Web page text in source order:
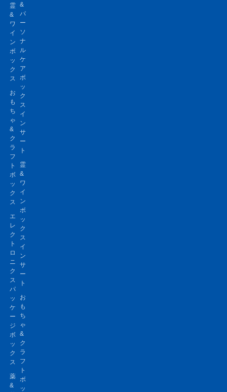
霊
&
ワ
イ
ン
ボ
ッ
ク
ス
お
も
ち
ゃ
&
ク
ラ
フ
ト
ボ
ッ
ク
ス
エ
レ
ク
ト
ロ
ニ
ク
ス
パ
ッ
ケ
ー
ジ
ボ
ッ
ク
ス
薬
&
&
パ
ー
ソ
ナ
ル
ケ
ア
ボ
ッ
ク
ス
イ
ン
サ
ー
ト
霊
&
ワ
イ
ン
ボ
ッ
ク
ス
イ
ン
サ
ー
ト
お
も
ち
ゃ
&
ク
ラ
フ
ト
ボ
ッ